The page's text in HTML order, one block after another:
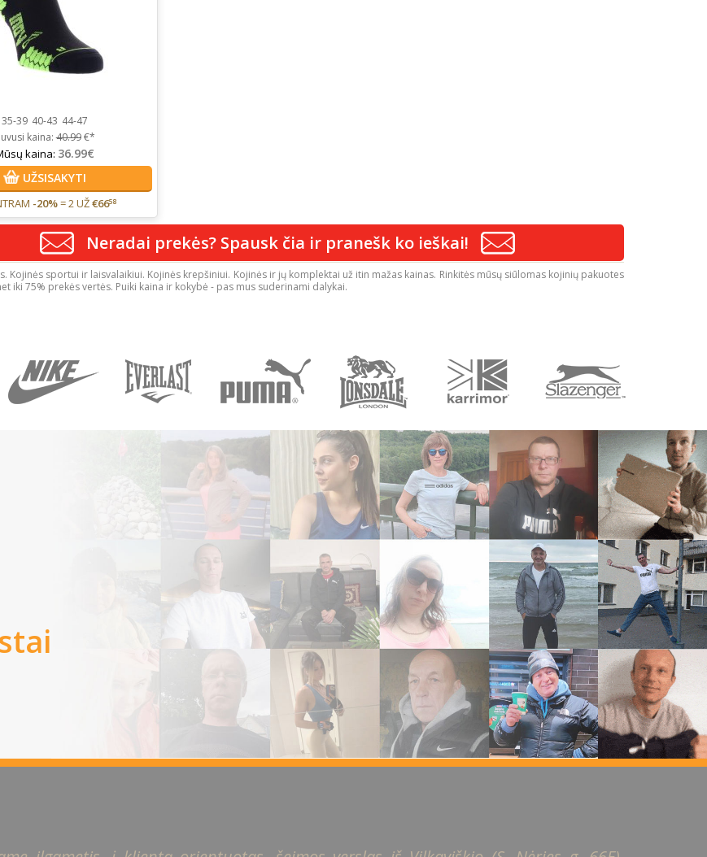
35-39 40-43 44-47
kaina:40.99€*
kaina: 36.99€
UŽSISAKYTI
-20%= 2 UŽ€6658
Neradai prekės? Spausk čia ir pranešk ko ieškai!
Kojinės sportui ir laisvalaikiui. Kojinės krepšiniui. Kojinės ir jų komplektai už itin mažas kainas. Rinkitės mūsų siūlomas kojinių pakuotes
iki 75% prekės vertės. Puiki kaina ir kokybė - pas mus suderinami dalykai.